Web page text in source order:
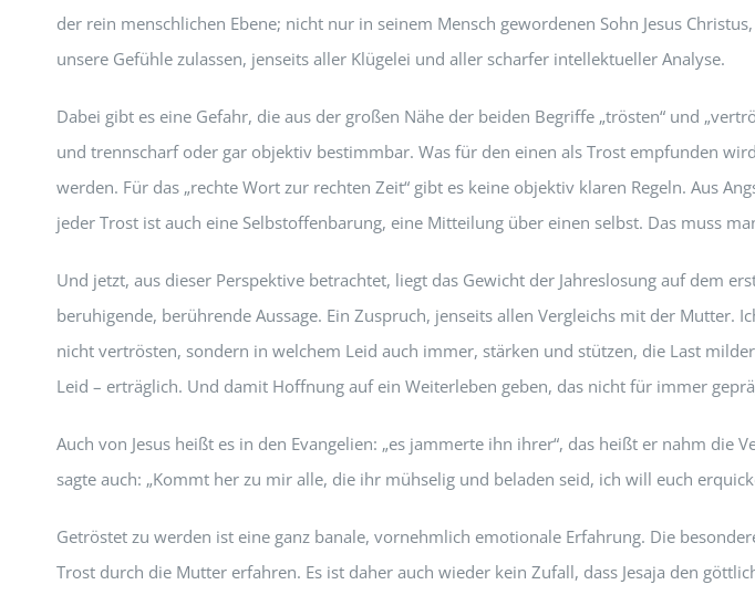
der rein menschlichen Ebene; nicht nur in seinem Mensch gewordenen Sohn Jesus
unsere Gefühle zulassen, jenseits aller Klügelei und aller scharfer intellektueller Analyse.
Dabei gibt es eine Gefahr, die aus der großen Nähe der beiden Begriffe „trösten“ und
und trennscharf oder gar objektiv bestimmbar. Was für den einen als Trost empfunden
werden. Für das „rechte Wort zur rechten Zeit“ gibt es keine objektiv klaren Regeln. Aus
jeder Trost ist auch eine Selbstoffenbarung, eine Mitteilung über einen selbst. Das muss
Und jetzt, aus dieser Perspektive betrachtet, liegt das Gewicht der Jahreslosung auf dem
beruhigende, berührende Aussage. Ein Zuspruch, jenseits allen Vergleichs mit der
nicht vertrösten, sondern in welchem Leid auch immer, stärken und stützen, die Last
Leid – erträglich. Und damit Hoffnung auf ein Weiterleben geben, das nicht für immer
Auch von Jesus heißt es in den Evangelien: „es jammerte ihn ihrer“, das heißt er nahm
sagte auch: „Kommt her zu mir alle, die ihr mühselig und beladen seid, ich will euch
Getröstet zu werden ist eine ganz banale, vornehmlich emotionale Erfahrung. Die
Trost durch die Mutter erfahren. Es ist daher auch wieder kein Zufall, dass Jesaja den